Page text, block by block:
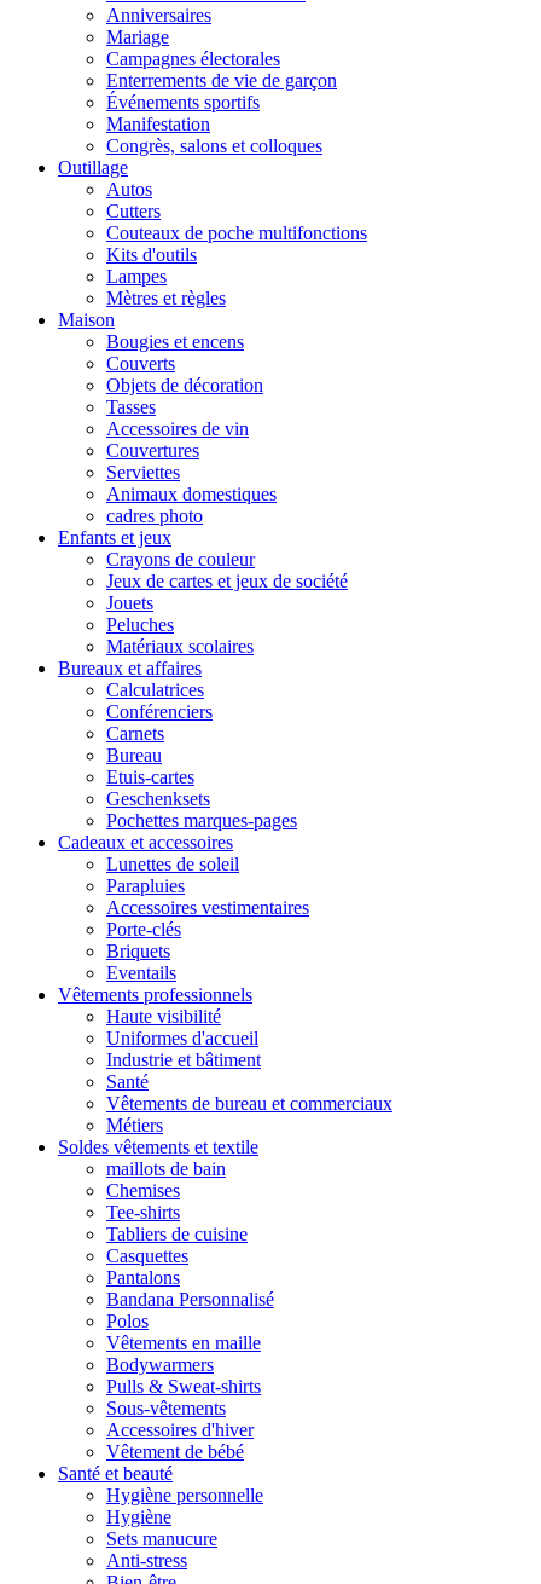
Anniversaires
Mariage
Campagnes électorales
Enterrements de vie de garçon
Événements sportifs
Manifestation
Congrès, salons et colloques
Outillage
Autos
Cutters
Couteaux de poche multifonctions
Kits d'outils
Lampes
Mètres et règles
Maison
Bougies et encens
Couverts
Objets de décoration
Tasses
Accessoires de vin
Couvertures
Serviettes
Animaux domestiques
cadres photo
Enfants et jeux
Crayons de couleur
Jeux de cartes et jeux de société
Jouets
Peluches
Matériaux scolaires
Bureaux et affaires
Calculatrices
Conférenciers
Carnets
Bureau
Etuis-cartes
Geschenksets
Pochettes marques-pages
Cadeaux et accessoires
Lunettes de soleil
Parapluies
Accessoires vestimentaires
Porte-clés
Briquets
Eventails
Vêtements professionnels
Haute visibilité
Uniformes d'accueil
Industrie et bâtiment
Santé
Vêtements de bureau et commerciaux
Métiers
Soldes vêtements et textile
maillots de bain
Chemises
Tee-shirts
Tabliers de cuisine
Casquettes
Pantalons
Bandana Personnalisé
Polos
Vêtements en maille
Bodywarmers
Pulls & Sweat-shirts
Sous-vêtements
Accessoires d'hiver
Vêtement de bébé
Santé et beauté
Hygiène personnelle
Hygiène
Sets manucure
Anti-stress